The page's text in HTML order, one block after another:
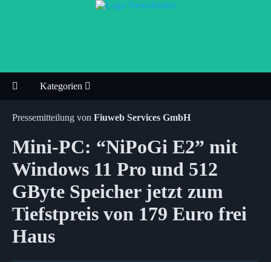
Kategorien
Pressemitteilung von Fiuweb Services GmbH
Mini-PC: “NiPoGi E2” mit
Windows 11 Pro und 512
GByte Speicher jetzt zum
Tiefstpreis von 179 Euro frei
Haus